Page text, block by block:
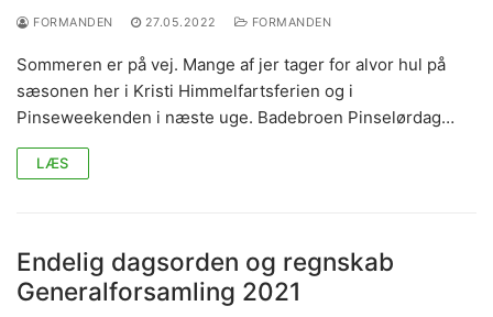
FORMANDEN 27.05.2022 FORMANDEN
Sommeren er på vej. Mange af jer tager for alvor hul på
sæsonen her i Kristi Himmelfartsferien og i
Pinseweekenden i næste uge. Badebroen Pinselørdag…
LÆS
Endelig dagsorden og regnskab
Generalforsamling 2021